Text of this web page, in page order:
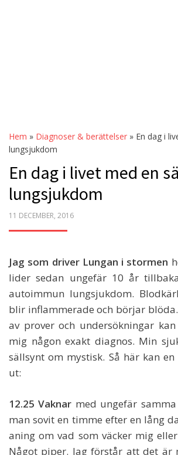
Hem » Diagnoser & berättelser » En dag i
lungsjukdom
En dag i livet med en
lungsjukdom
POSTED
11 DECEMBER, 2016
Jag som driver Lungan i stormen
lider sedan ungefär 10 år
autoimmun lungsjukdom.
blir inflammerade och börjar
av prover och undersökningar
mig någon exakt diagnos. Min
sällsynt om mystisk. Så här kan
ut:
12.25 Vaknar med ungefär
man sovit en timme efter en lång
aning om vad som väcker mig
Något piper. Jag förstår att det är